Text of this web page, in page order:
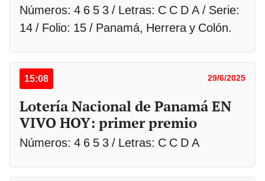
Números: 4 6 5 3 / Letras: C C D A / Serie:
14 / Folio: 15 / Panamá, Herrera y Colón.
15:08 29/6/2025
Lotería Nacional de Panamá EN
VIVO HOY: primer premio
Números: 4 6 5 3 / Letras: C C D A